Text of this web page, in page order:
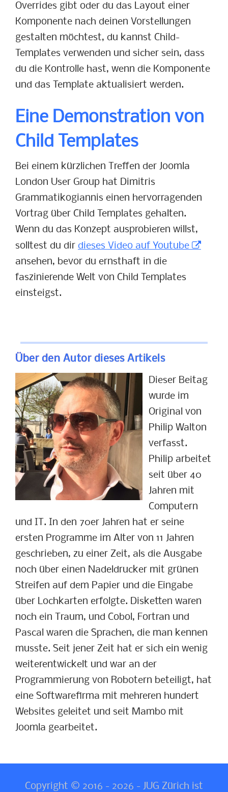
Overrides gibt oder du das Layout einer
Komponente nach deinen Vorstellungen
gestalten möchtest, du kannst Child-
Templates verwenden und sicher sein, dass
du die Kontrolle hast, wenn die Komponente
und das Template aktualisiert werden.
Eine Demonstration von
Child Templates
Bei einem kürzlichen Treffen der Joomla
London User Group hat Dimitris
Grammatikogiannis einen hervorragenden
Vortrag über Child Templates gehalten.
Wenn du das Konzept ausprobieren willst,
solltest du dir dieses Video auf Youtube
ansehen, bevor du ernsthaft in die
faszinierende Welt von Child Templates
einsteigst.
Über den Autor dieses Artikels
Dieser Beitag
wurde im
Original von
Philip Walton
verfasst.
Philip arbeitet
seit über 40
Jahren mit
Computern
und IT. In den 70er Jahren hat er seine
ersten Programme im Alter von 11 Jahren
geschrieben, zu einer Zeit, als die Ausgabe
noch über einen Nadeldrucker mit grünen
Streifen auf dem Papier und die Eingabe
über Lochkarten erfolgte. Disketten waren
noch ein Traum, und Cobol, Fortran und
Pascal waren die Sprachen, die man kennen
musste. Seit jener Zeit hat er sich ein wenig
weiterentwickelt und war an der
Programmierung von Robotern beteiligt, hat
eine Softwarefirma mit mehreren hundert
Websites geleitet und seit Mambo mit
Joomla gearbeitet.
Copyright © 2016 - 2026 - JUG Zürich ist